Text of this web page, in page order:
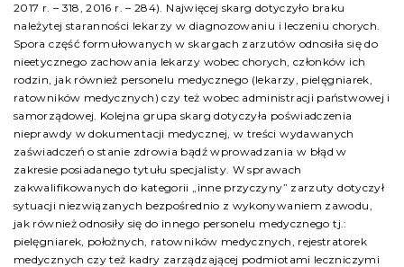
2017 r. – 318, 2016 r. – 284). Najwięcej skarg dotyczyło braku
należytej staranności lekarzy w diagnozowaniu i leczeniu chorych.
Spora część formułowanych w skargach zarzutów odnosiła się do
nieetycznego zachowania lekarzy wobec chorych, członków ich
rodzin, jak również personelu medycznego (lekarzy, pielęgniarek,
ratowników medycznych) czy też wobec administracji państwowej i
samorządowej. Kolejna grupa skarg dotyczyła poświadczenia
nieprawdy w dokumentacji medycznej, w treści wydawanych
zaświadczeń o stanie zdrowia bądź wprowadzania w błąd w
zakresie posiadanego tytułu specjalisty. W sprawach
zakwalifikowanych do kategorii „inne przyczyny” zarzuty dotyczył
sytuacji niezwiązanych bezpośrednio z wykonywaniem zawodu,
jak również odnosiły się do innego personelu medycznego tj.:
pielęgniarek, położnych, ratowników medycznych, rejestratorek
medycznych czy też kadry zarządzającej podmiotami leczniczymi